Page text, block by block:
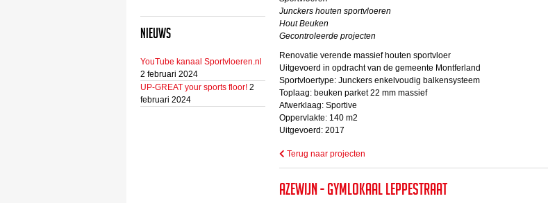
Nieuws
YouTube kanaal Sportvloeren.nl
2 februari 2024
UP-GREAT your sports floor! 2
februari 2024
Junckers houten sportvloeren
Hout Beuken
Gecontroleerde projecten
Renovatie verende massief houten sportvloer
Uitgevoerd in opdracht van de gemeente Montferland
Sportvloertype: Junckers enkelvoudig balkensysteem
Toplaag: beuken parket 22 mm massief
Afwerklaag: Sportive
Oppervlakte: 140 m2
Uitgevoerd: 2017
Terug naar projecten
Azewijn - Gymlokaal Leppestraat